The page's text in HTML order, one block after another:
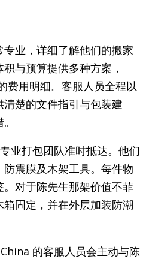
业，详细了解他们的搬家
与预算提供多种方案，
费用明细。客服人员全程以
楚的文件指引与包装建
业打包团队准时抵达。他们
震膜及木架工具。每件物
对于陈先生那架价值不菲
固定，并在外层加装防潮
的客服人员会主动与陈